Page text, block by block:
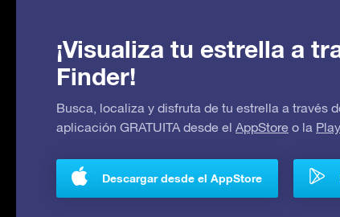
¡Visualiza tu estrella a
Finder!
Busca, localiza y disfruta de tu estrella a través
aplicación GRATUITA desde el AppStore o la
Descargar desde el AppStore